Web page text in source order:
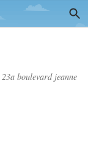
23a boulevard jeanne